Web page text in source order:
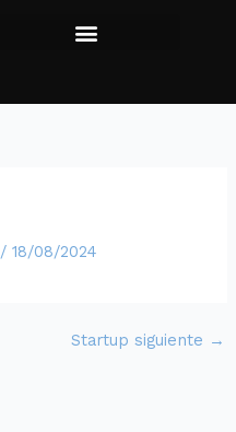
/18/08/2024
Startup siguiente →